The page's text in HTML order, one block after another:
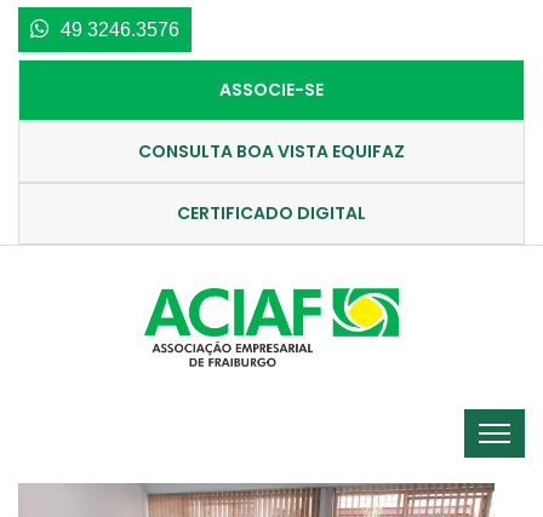
49 3246.3576
ASSOCIE-SE
CONSULTA BOA VISTA EQUIFAZ
CERTIFICADO DIGITAL